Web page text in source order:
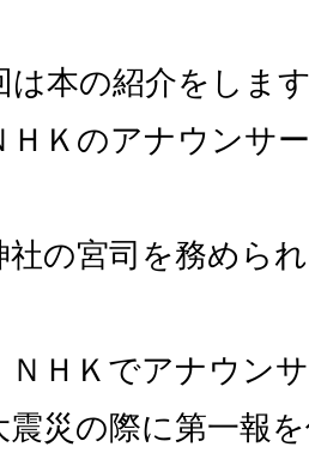
は本の紹介をしま
ＨＫのアナウンサ
社の宮司を務めら
ＮＨＫでアナウン
震災の際に第一報